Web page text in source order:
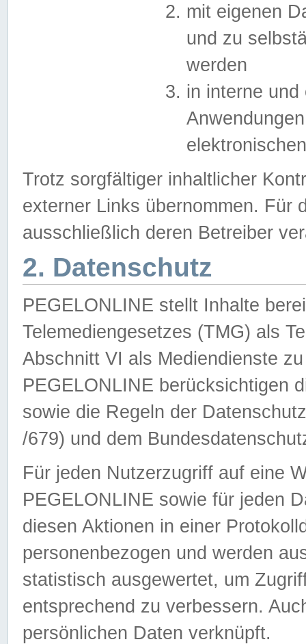
mit eigenen
und zu
werden
in interne
Trotz sorgfältiger inhaltlicher
externer Links übernommen. Für
ausschließlich deren Betreiber
2. Datenschutz
PEGELONLINE stellt Inhalte
Telemediengesetzes (TMG) als
Abschnitt VI als Mediendienste
PEGELONLINE berücksichtigen
sowie die Regeln der
/679) und dem
Für jeden Nutzerzugriff auf eine
PEGELONLINE sowie für jeden
diesen Aktionen in einer
personenbezogen und werden
statistisch ausgewertet, um
entsprechend zu verbessern.
persönlichen Daten verknüpft.